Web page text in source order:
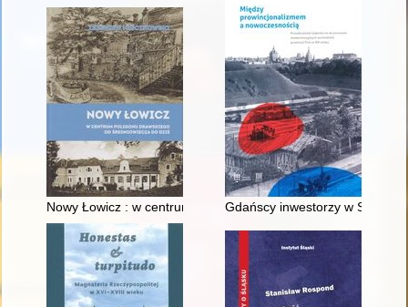
Nowy Łowicz : w centrum poligonu drawskiego od
Gdańscy inwestorzy w